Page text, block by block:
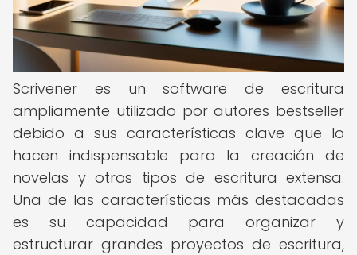
Scrivener es un software de escritura
ampliamente utilizado por autores bestseller
debido a sus características clave que lo
hacen indispensable para la creación de
novelas y otros tipos de escritura extensa.
Una de las características más destacadas
es su capacidad para organizar y
estructurar grandes proyectos de escritura,